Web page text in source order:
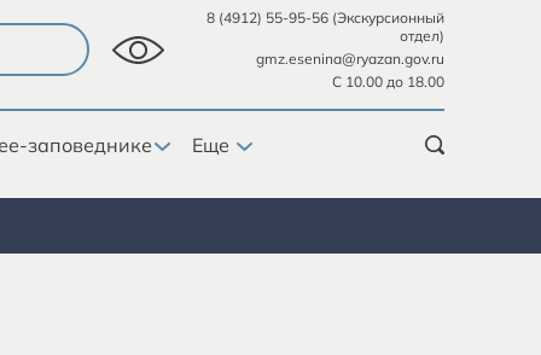
8 (4912) 55-95-56 (Экскурсионный
отдел)
gmz.esenina@ryazan.gov.ru
С 10.00 до 18.00
заповеднике Еще